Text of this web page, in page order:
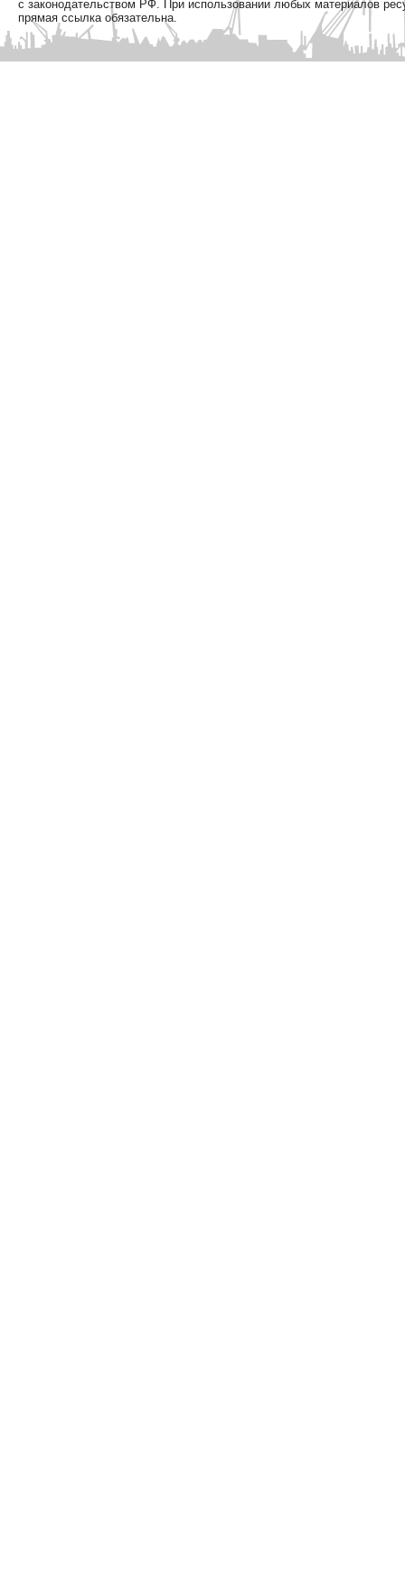
с законодательством РФ. При использовании любых материалов
прямая ссылка обязательна.